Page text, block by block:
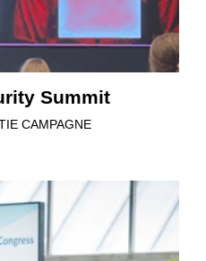
Summit
CAMPAGNE